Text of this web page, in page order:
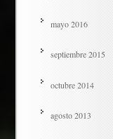
mayo 2016
septiembre 2015
octubre 2014
agosto 2013